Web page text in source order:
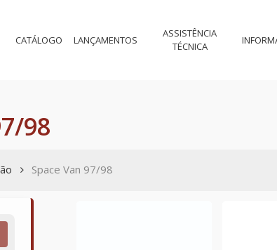
CATÁLOGO LANÇAMENTOS
ASSISTÊNCIA
TÉCNICA
98
Space Van 97/98